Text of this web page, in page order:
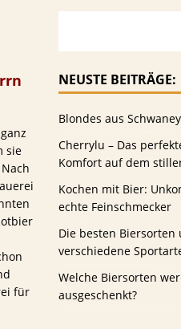
sie
für
NEUSTE BEITRÄGE:
Blondes aus Schwaney
Cherrylu – Das
Komfort auf dem
Kochen mit Bier:
echte Feinschmecker
Die besten
verschiedene
Welche Biersorten
ausgeschenkt?